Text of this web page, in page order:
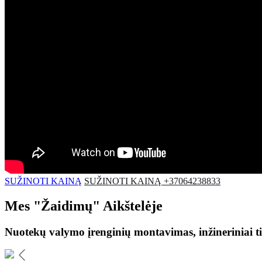
SUŽINOTI KAINĄ SUŽINOTI KAINĄ +37064238833
Mes "Žaidimų" Aikštelėje
Nuotekų valymo įrenginių montavimas, inžineriniai